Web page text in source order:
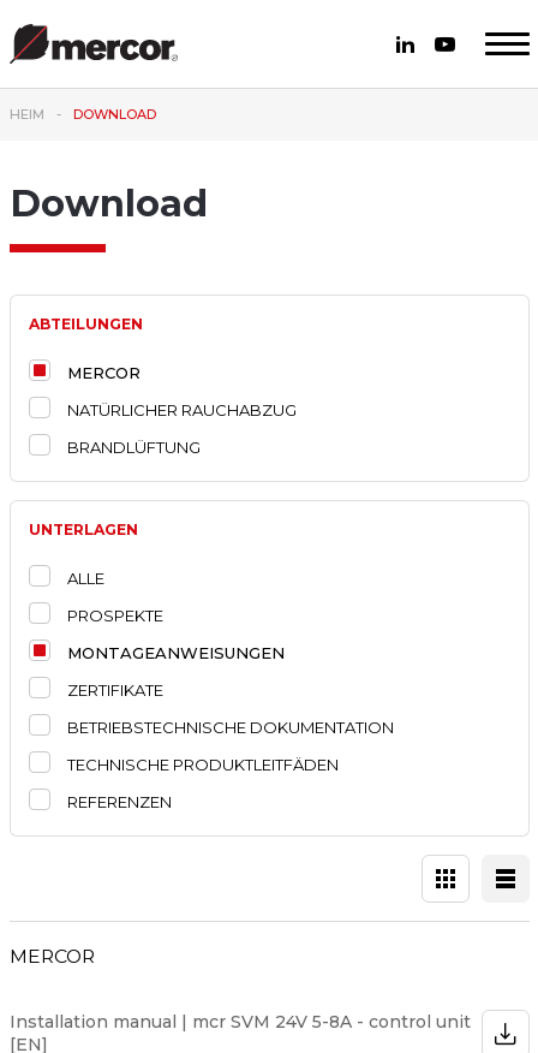
HEIM DOWNLOAD
Download
ABTEILUNGEN
MERCOR
NATÜRLICHER RAUCHABZUG
BRANDLÜFTUNG
UNTERLAGEN
ALLE
PROSPEKTE
MONTAGEANWEISUNGEN
ZERTIFIKATE
BETRIEBSTECHNISCHE DOKUMENTATION
TECHNISCHE PRODUKTLEITFÄDEN
REFERENZEN
MERCOR
Installation manual | mcr SVM 24V 5-8A - control unit
[EN]